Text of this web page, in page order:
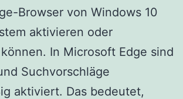
Browser von Windows 10
aktivieren oder
In Microsoft Edge sind
Suchvorschläge
aktiviert. Das bedeutet,